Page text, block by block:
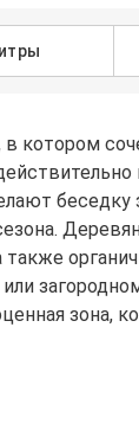
котором
зона,